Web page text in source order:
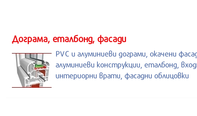
Дограма, еталбонд, фасади
PVC и алуминиеви дограми, окачени
алуминиеви конструкции, еталбонд,
интериорни врати, фасадни облицовки